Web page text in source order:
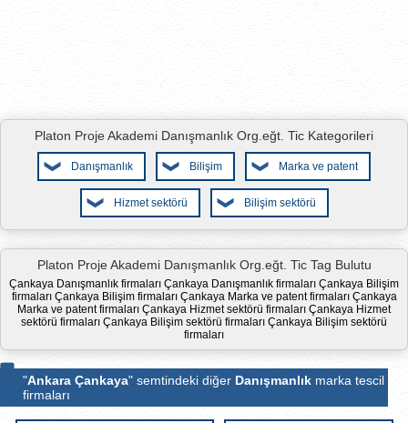
Platon Proje Akademi Danışmanlık Org.eğt. Tic Kategorileri
Danışmanlık Bilişim Marka ve patent
Hizmet sektörü Bilişim sektörü
Platon Proje Akademi Danışmanlık Org.eğt. Tic Tag Bulutu
Çankaya Danışmanlık firmaları Çankaya Danışmanlık firmaları Çankaya Bilişim
firmaları Çankaya Bilişim firmaları Çankaya Marka ve patent firmaları Çankaya
Marka ve patent firmaları Çankaya Hizmet sektörü firmaları Çankaya Hizmet
sektörü firmaları Çankaya Bilişim sektörü firmaları Çankaya Bilişim sektörü
firmaları
"Ankara Çankaya" semtindeki diğer Danışmanlık marka tescil
firmaları